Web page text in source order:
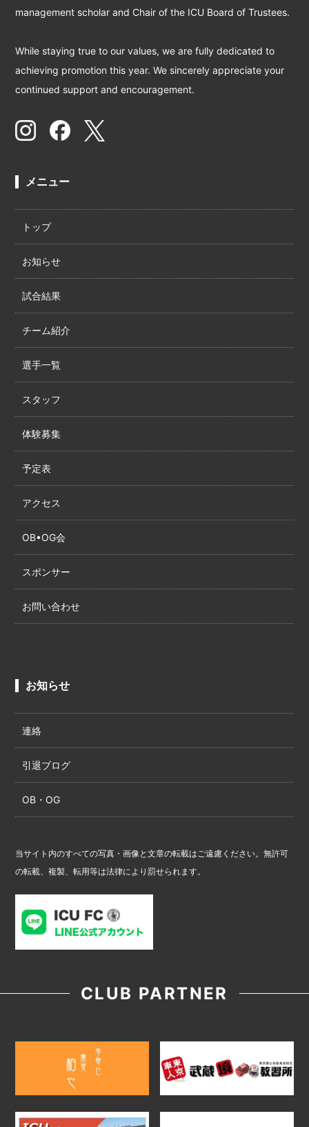
management scholar and Chair of the ICU Board of Trustees.
While staying true to our values, we are fully dedicated to
achieving promotion this year. We sincerely appreciate your
continued support and encouragement.
メニュー
トップ
お知らせ
試合結果
チーム紹介
選手一覧
スタッフ
体験募集
予定表
アクセス
OB•OG会
スポンサー
お問い合わせ
お知らせ
連絡
引退ブログ
OB・OG
当サイト内のすべての写真・画像と文章の転載はご遠慮ください。無許可
の転載、複製、転用等は法律により罰せられます。
CLUB PARTNER